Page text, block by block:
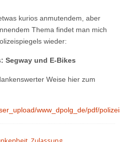
kurios anmutendem, aber
Thema findet man mich
wieder:
Segway und E-Bikes
Weise hier zum
www_dpolg_de/pdf/